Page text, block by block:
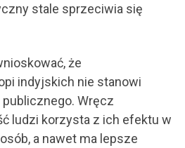
stale sprzeciwia się
że
indyjskich nie stanowi
Wręcz
ludzi korzysta z ich efektu w
a nawet ma lepsze